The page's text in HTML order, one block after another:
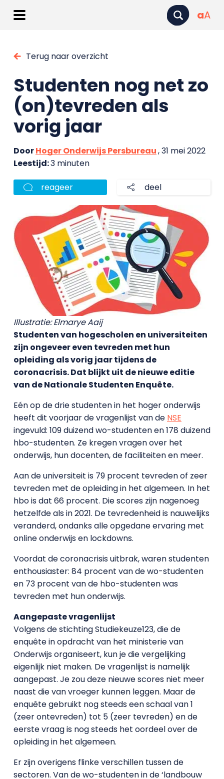
aA
Terug naar overzicht
Studenten nog net zo
(on)tevreden als
vorig jaar
DoorHoger Onderwijs Persbureau, 31 mei 2022
Leestijd:3 minuten
reageer deel
Illustratie: Elmarye Aaij
Studenten van hogescholen en universiteiten
zijn ongeveer even tevreden met hun
opleiding als vorig jaar tijdens de
coronacrisis. Dat blijkt uit de nieuwe editie
van de Nationale Studenten Enquête.
Eén op de drie studenten in het hoger onderwijs
heeft dit voorjaar de vragenlijst van de NSE
ingevuld: 109 duizend wo-studenten en 178 duizend
hbo-studenten. Ze kregen vragen over het
onderwijs, hun docenten, de faciliteiten en meer.
Aan de universiteit is 79 procent tevreden of zeer
tevreden met de opleiding in het algemeen. In het
hbo is dat 66 procent. Die scores zijn nagenoeg
hetzelfde als in 2021. De tevredenheid is nauwelijks
veranderd, ondanks alle opgedane ervaring met
online onderwijs en lockdowns.
Voordat de coronacrisis uitbrak, waren studenten
enthousiaster: 84 procent van de wo-studenten
en 73 procent van de hbo-studenten was
tevreden met hun onderwijs.
Aangepaste vragenlijst
Volgens de stichting Studiekeuze123, die de
enquête in opdracht van het ministerie van
Onderwijs organiseert, kun je die vergelijking
eigenlijk niet maken. De vragenlijst is namelijk
aangepast. Je zou deze nieuwe scores niet meer
naast die van vroeger kunnen leggen. Maar de
enquête gebruikt nog steeds een schaal van 1
(zeer ontevreden) tot 5 (zeer tevreden) en de
eerste vraag is nog steeds het oordeel over de
opleiding in het algemeen.
Er zijn overigens flinke verschillen tussen de
sectoren. Van de wo-studenten in de ‘landbouw